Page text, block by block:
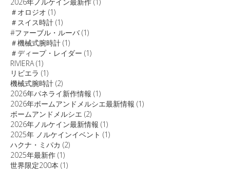
＃オロジオ (1)
＃スイス時計 (1)
#ファーブル・ルーバ(1)
＃機械式腕時計 (1)
＃ディープ・レイダー (1)
RIVIERA(1)
リビエラ (1)
機械式腕時計 (2)
2026年パネライ新作情報 (1)
2026年ボームアンドメルシエ最新情報 (1)
ボームアンドメルシエ (2)
2026年ノルケイン最新情報 (1)
2025年 ノルケインイベント (1)
ハクナ・ミパカ (2)
2025年最新作 (1)
世界限定200本 (1)